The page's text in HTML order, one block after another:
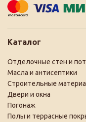
Каталог
Отделочные стен и
Масла и антисептики
Строительные
Двери и окна
Погонаж
Полы и террасные